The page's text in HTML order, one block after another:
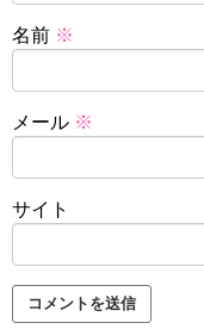
名前 ※
メール ※
サイト